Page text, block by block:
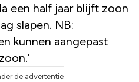
een half jaar blijft zoon
slapen. NB:
kunnen aangepast
de advertentie